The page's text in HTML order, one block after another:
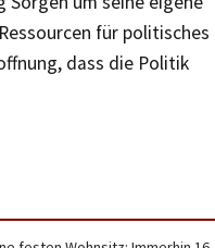
für politisches
dass die Politik